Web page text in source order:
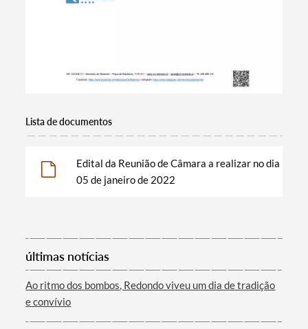
Categorias gerais
Filtros
Lista de documentos
Edital da Reunião de Câmara a realizar no dia
05 de janeiro de 2022
últimas notícias
Ao ritmo dos bombos, Redondo viveu um dia de tradição
e convívio